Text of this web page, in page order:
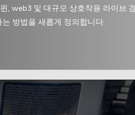
, web3 및 대규모 상호작용 라이브
방법을 새롭게 정의합니다.